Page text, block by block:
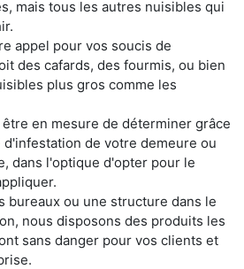
mais tous les autres nuisibles qui
appel pour vos soucis de
des cafards, des fourmis, ou bien
plus gros comme les
en mesure de déterminer grâce
de votre demeure ou
dans l'optique d'opter pour le
bureaux ou une structure dans le
nous disposons des produits les
sans danger pour vos clients et